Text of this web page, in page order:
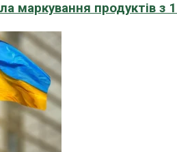
маркування продуктів з